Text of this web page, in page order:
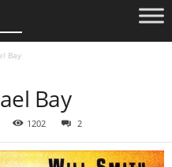
Bay
Bay
1202 2